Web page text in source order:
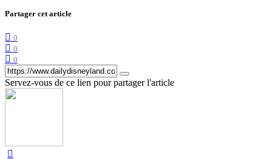
Partager cet article
0
0
0
Servez-vous de ce lien pour partager l'article